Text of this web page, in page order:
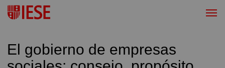
El gobierno de empresas